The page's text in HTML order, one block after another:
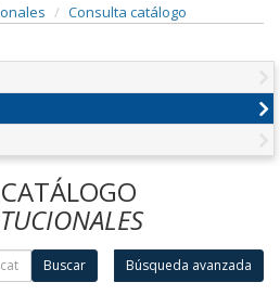
Consulta catálogo
Buscar Búsqueda avanzada